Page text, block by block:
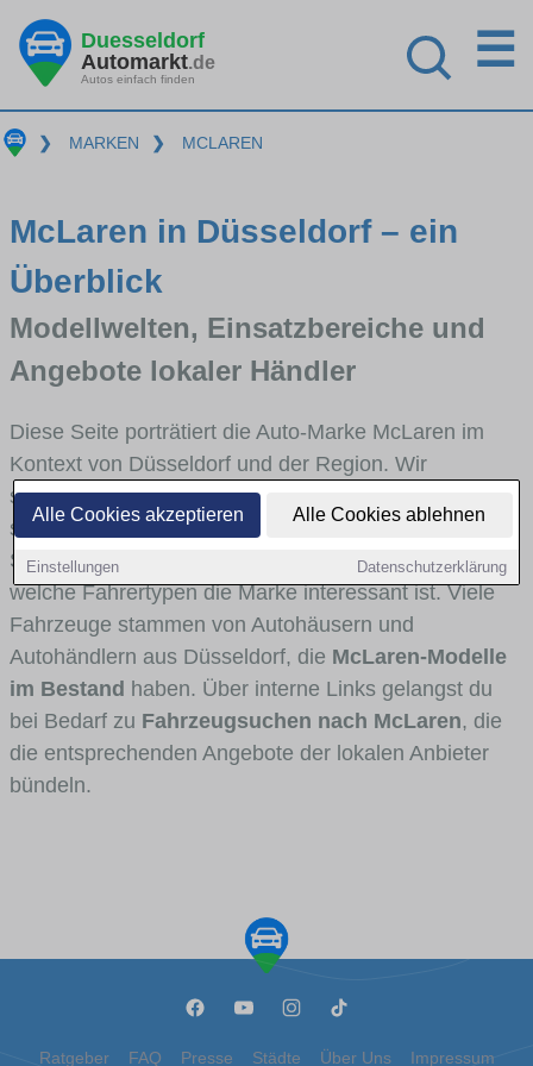
Alle Cookies akzeptieren Alle Cookies ablehnen
Einstellungen Datenschutzerklärung
Duesseldorf
Automarkt.de
Autos einfach finden
☰
❯ MARKEN ❯ MCLAREN
McLaren in Düsseldorf – ein
Überblick
Modellwelten, Einsatzbereiche und
Angebote lokaler Händler
Diese Seite porträtiert die Auto-Marke McLaren im
Kontext von Düsseldorf und der Region. Wir
skizzieren, in welchen Fahrzeugklassen McLaren
stark vertreten ist, welche Modellreihen häufig im
Stadt- und Umlandverkehr zu sehen sind und für
welche Fahrertypen die Marke interessant ist. Viele
Fahrzeuge stammen von Autohäusern und
Autohändlern aus Düsseldorf, die McLaren-Modelle
im Bestand haben. Über interne Links gelangst du
bei Bedarf zu Fahrzeugsuchen nach McLaren, die
die entsprechenden Angebote der lokalen Anbieter
bündeln.
Ratgeber FAQ Presse Städte Über Uns Impressum